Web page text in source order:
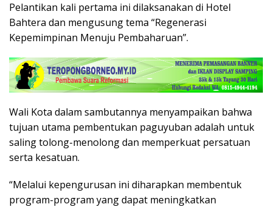
Pelantikan kali pertama ini dilaksanakan di Hotel
Bahtera dan mengusung tema “Regenerasi
Kepemimpinan Menuju Pembaharuan”.
Wali Kota dalam sambutannya menyampaikan bahwa
tujuan utama pembentukan paguyuban adalah untuk
saling tolong-menolong dan memperkuat persatuan
serta kesatuan.
“Melalui kepengurusan ini diharapkan membentuk
program-program yang dapat meningkatkan